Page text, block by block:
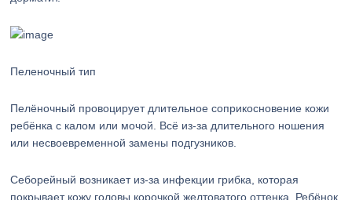
Пеленочный тип
Пелёночный провоцирует длительное соприкосновение кожи
ребёнка с калом или мочой. Всё из-за длительного ношения
или несвоевременной замены подгузников.
Себорейный возникает из-за инфекции грибка, которая
покрывает кожу головы корочкой желтоватого оттенка. Ребёнок